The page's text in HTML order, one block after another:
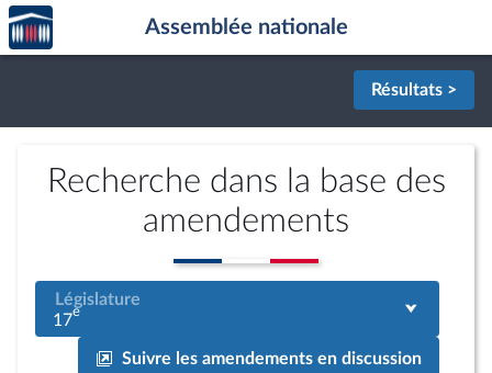
Aller au contenu
Aller en bas de la page
Accèder
à la
page
Assemblée nationale
Résultats >
Recherche dans la base des
amendements
Législature
17e
Suivre les amendements en discussion